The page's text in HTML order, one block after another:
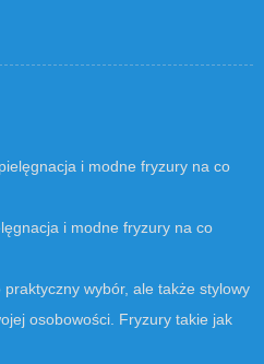
i modne fryzury na co
praktyczny wybór, ale także stylowy
osobowości. Fryzury takie jak